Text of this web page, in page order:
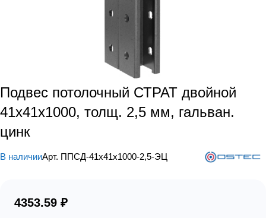
Подвес потолочный СТРАТ двойной
41х41х1000, толщ. 2,5 мм, гальван.
цинк
В наличииАрт. ППСД-41х41х1000-2,5-ЭЦ
4353.59 ₽